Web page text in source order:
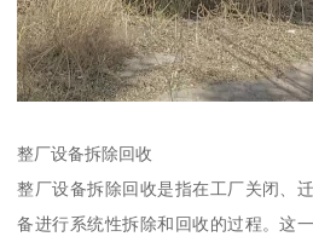
整厂设备拆除回收
整厂设备拆除回收是指在工厂关闭、
备进行系统性拆除和回收的过程。这